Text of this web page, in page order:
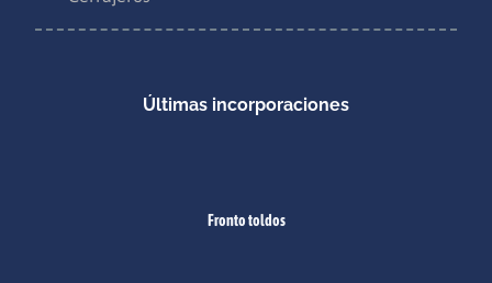
Últimas incorporaciones
Fronto toldos